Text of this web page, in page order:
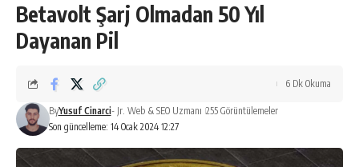
Betavolt Şarj Olmadan 50 Yıl
Dayanan Pil
Son güncelleme: 14 Ocak 2024 12:27
ByYusuf Cinarci- Jr. Web & SEO Uzmanı 255 Görüntülemeler
6 Dk Okuma